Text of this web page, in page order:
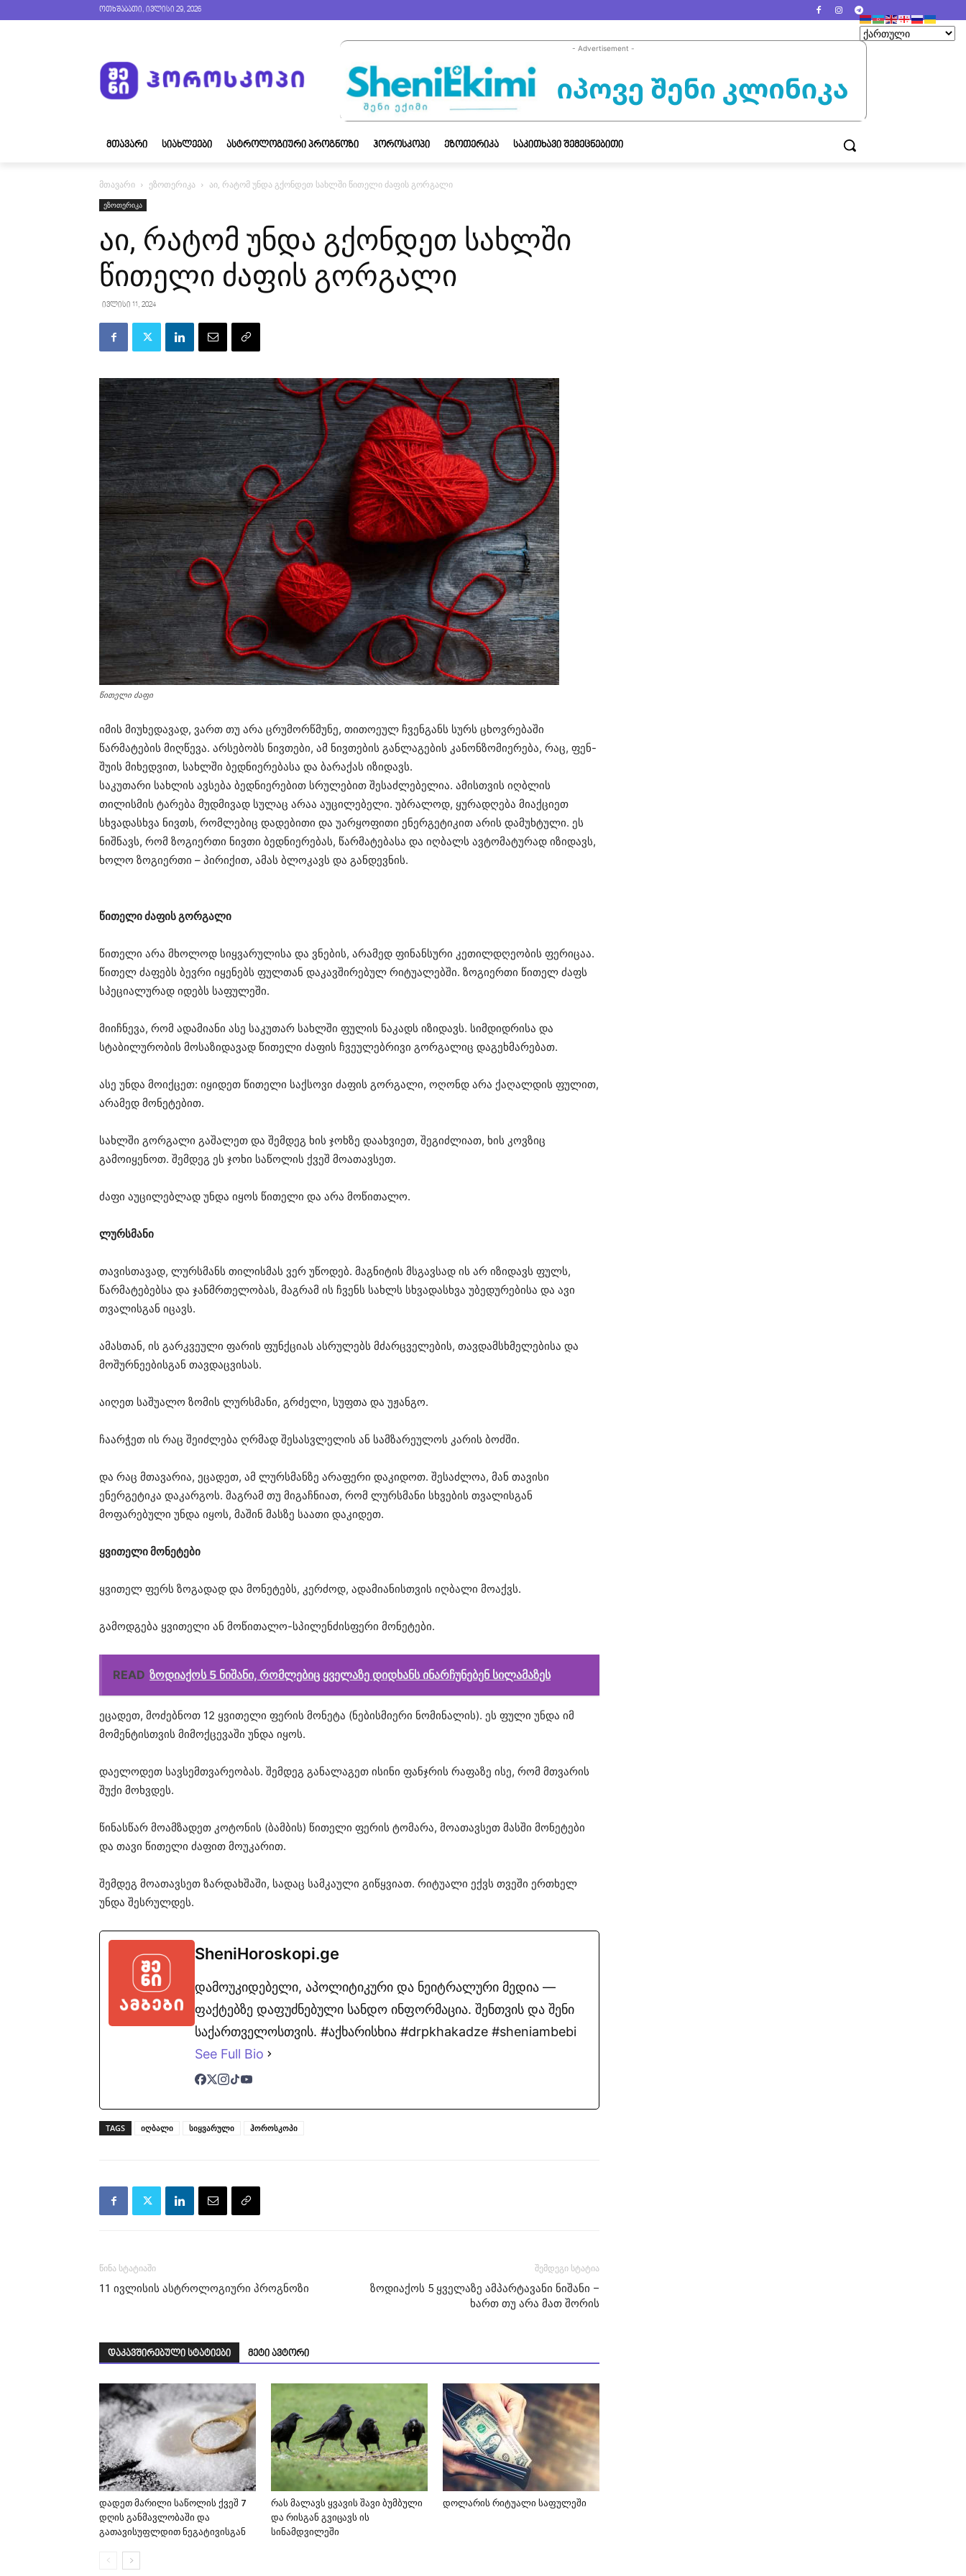
ოთხშაბათი, ივლისი 29, 2026
- Advertisement -
ᲛᲗᲐᲕᲐᲠᲘ ᲡᲘᲐᲮᲚᲔᲔᲑᲘ ᲐᲡᲢᲠᲝᲚᲝᲒᲘᲣᲠᲘ ᲞᲠᲝᲒᲜᲝᲖᲘ ᲰᲝᲠᲝᲡᲙᲝᲞᲘ ᲔᲖᲝᲗᲔᲠᲘᲙᲐ ᲡᲐᲙᲘᲗᲮᲐᲕᲘ ᲨᲔᲛᲔᲪᲜᲔᲑᲘᲗᲘ
მთავარი ეზოთერიკა აი, რატომ უნდა გქონდეთ სახლში წითელი ძაფის გორგალი
ეზოთერიკა
აი, რატომ უნდა გქონდეთ სახლში
წითელი ძაფის გორგალი
ივლისი 11, 2024
წითელი ძაფი
იმის მიუხედავად, ვართ თუ არა ცრუმორწმუნე, თითოეულ ჩვენგანს სურს ცხოვრებაში
წარმატების მიღწევა. არსებობს ნივთები, ამ ნივთების განლაგების კანონზომიერება, რაც, ფენ-
შუის მიხედვით, სახლში ბედნიერებასა და ბარაქას იზიდავს.
საკუთარი სახლის ავსება ბედნიერებით სრულებით შესაძლებელია. ამისთვის იღბლის
თილისმის ტარება მუდმივად სულაც არაა აუცილებელი. უბრალოდ, ყურადღება მიაქციეთ
სხვადასხვა ნივთს, რომლებიც დადებითი და უარყოფითი ენერგეტიკით არის დამუხტული. ეს
ნიშნავს, რომ ზოგიერთი ნივთი ბედნიერებას, წარმატებასა და იღბალს ავტომატურად იზიდავს,
ხოლო ზოგიერთი – პირიქით, ამას ბლოკავს და განდევნის.
წითელი ძაფის გორგალი
წითელი არა მხოლოდ სიყვარულისა და ვნების, არამედ ფინანსური კეთილდღეობის ფერიცაა.
წითელ ძაფებს ბევრი იყენებს ფულთან დაკავშირებულ რიტუალებში. ზოგიერთი წითელ ძაფს
სპეციალურად იდებს საფულეში.
მიიჩნევა, რომ ადამიანი ასე საკუთარ სახლში ფულის ნაკადს იზიდავს. სიმდიდრისა და
სტაბილურობის მოსაზიდავად წითელი ძაფის ჩვეულებრივი გორგალიც დაგეხმარებათ.
ასე უნდა მოიქცეთ: იყიდეთ წითელი საქსოვი ძაფის გორგალი, ოღონდ არა ქაღალდის ფულით,
არამედ მონეტებით.
სახლში გორგალი გაშალეთ და შემდეგ ხის ჯოხზე დაახვიეთ, შეგიძლიათ, ხის კოვზიც
გამოიყენოთ. შემდეგ ეს ჯოხი საწოლის ქვეშ მოათავსეთ.
ძაფი აუცილებლად უნდა იყოს წითელი და არა მოწითალო.
ლურსმანი
თავისთავად, ლურსმანს თილისმას ვერ უწოდებ. მაგნიტის მსგავსად ის არ იზიდავს ფულს,
წარმატებებსა და ჯანმრთელობას, მაგრამ ის ჩვენს სახლს სხვადასხვა უბედურებისა და ავი
თვალისგან იცავს.
ამასთან, ის გარკვეული ფარის ფუნქციას ასრულებს მძარცველების, თავდამსხმელებისა და
მოშურნეებისგან თავდაცვისას.
აიღეთ საშუალო ზომის ლურსმანი, გრძელი, სუფთა და უჟანგო.
ჩაარჭეთ ის რაც შეიძლება ღრმად შესასვლელის ან სამზარეულოს კარის ბოძში.
და რაც მთავარია, ეცადეთ, ამ ლურსმანზე არაფერი დაკიდოთ. შესაძლოა, მან თავისი
ენერგეტიკა დაკარგოს. მაგრამ თუ მიგაჩნიათ, რომ ლურსმანი სხვების თვალისგან
მოფარებული უნდა იყოს, მაშინ მასზე საათი დაკიდეთ.
ყვითელი მონეტები
ყვითელ ფერს ზოგადად და მონეტებს, კერძოდ, ადამიანისთვის იღბალი მოაქვს.
გამოდგება ყვითელი ან მოწითალო-სპილენძისფერი მონეტები.
READ ზოდიაქოს 5 ნიშანი, რომლებიც ყველაზე დიდხანს ინარჩუნებენ სილამაზეს
ეცადეთ, მოძებნოთ 12 ყვითელი ფერის მონეტა (ნებისმიერი ნომინალის). ეს ფული უნდა იმ
მომენტისთვის მიმოქცევაში უნდა იყოს.
დაელოდეთ სავსემთვარეობას. შემდეგ განალაგეთ ისინი ფანჯრის რაფაზე ისე, რომ მთვარის
შუქი მოხვდეს.
წინასწარ მოამზადეთ კოტონის (ბამბის) წითელი ფერის ტომარა, მოათავსეთ მასში მონეტები
და თავი წითელი ძაფით მოუკარით.
შემდეგ მოათავსეთ ზარდახშაში, სადაც სამკაული გიწყვიათ. რიტუალი ექვს თვეში ერთხელ
უნდა შესრულდეს.
SheniHoroskopi.ge
დამოუკიდებელი, აპოლიტიკური და ნეიტრალური მედია —
ფაქტებზე დაფუძნებული სანდო ინფორმაცია. შენთვის და შენი
საქართველოსთვის. #აქხარისხია #drpkhakadze #sheniambebi
See Full Bio
TAGS იღბალი სიყვარული ჰოროსკოპი
წინა სტატიაში
11 ივლისის ასტროლოგიური პროგნოზი
შემდეგი სტატია
ზოდიაქოს 5 ყველაზე ამპარტავანი ნიშანი –
ხართ თუ არა მათ შორის
დაკავშირებული სტატიები მეტი ავტორი
დადეთ მარილი საწოლის ქვეშ 7
დღის განმავლობაში და
გათავისუფლდით ნეგატივისგან
რას მალავს ყვავის შავი ბუმბული
და რისგან გვიცავს ის
სინამდვილეში
დოლარის რიტუალი საფულეში